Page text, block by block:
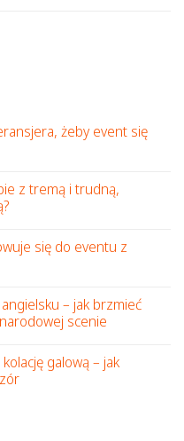
żeby event się
z tremą i trudną,
się do eventu z
– jak brzmieć
scenie
galową – jak